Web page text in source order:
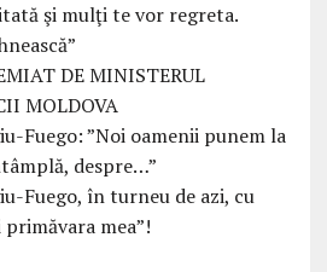
şi mulţi te vor regreta.
DE MINISTERUL
MOLDOVA
Fuego: ”Noi oamenii punem la
despre…”
Fuego, în turneu de azi, cu
mea”!